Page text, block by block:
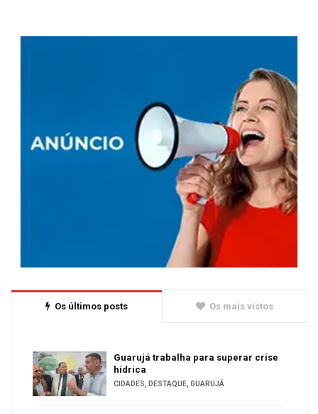
Os últimos posts Os mais vistos
Guarujá trabalha para superar crise
hídrica
CIDADES DESTAQUE GUARUJÁ